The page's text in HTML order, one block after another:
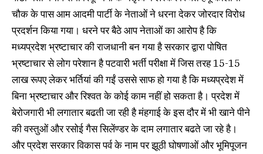
चौक के पास आम आदमी पार्टी के नेताओं ने धरना देकर जोरदार विरोध
प्रदर्शन किया गया। धरने पर बैठे आप नेताओं का आरोप है कि
मध्यप्रदेश भ्रष्टाचार की राजधानी बन गया है सरकार द्वारा पोषित
भ्रष्टाचार से लोग परेशान है पटवारी भर्ती परीक्षा में जिस तरह 15-15
लाख रूपए लेकर भर्तियां की गईं उससे साफ हो गया है कि मध्यप्रदेश में
बिना भ्रष्टाचार और रिश्वत के कोई काम नहीं हो सकता है। प्रदेश में
बेरोजगारी भी लगातार बढती जा रही है मंहगाई के इस दौर में भी खाने पीने
की वस्तुओं और रसोई गैस सिलेंण्डर के दाम लगातार बढते जा रहे है।
और प्रदेश सरकार विकास पर्व के नाम पर झूठी घोषणाओं और भूमिपूजन